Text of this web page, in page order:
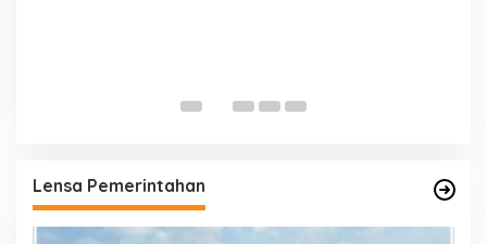
Lensa Pemerintahan